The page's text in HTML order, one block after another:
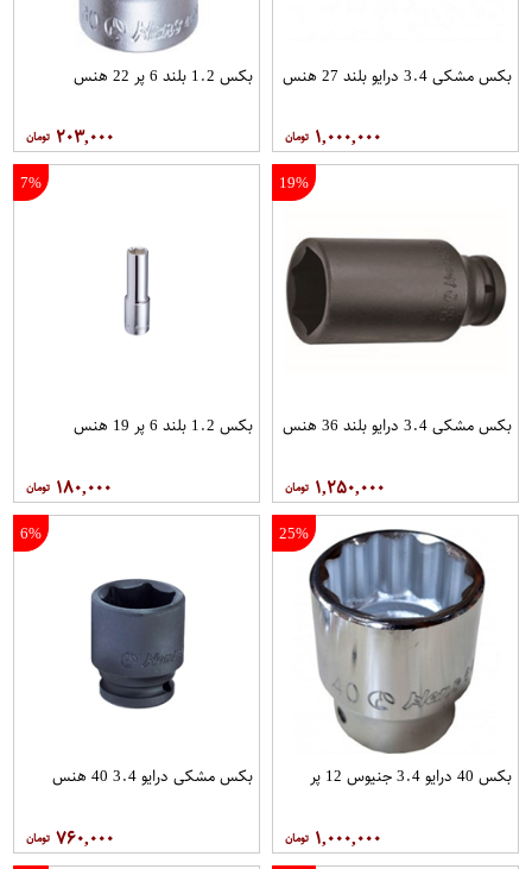
بکس مشکی 3.4 درایو بلند 27 هنس
۱,۰۰۰,۰۰۰
بکس 1.2 بلند 6 پر 22 هنس
۲۰۳,۰۰۰
19%
بکس مشکی 3.4 درایو بلند 36 هنس
۱,۲۵۰,۰۰۰
7%
بکس 1.2 بلند 6 پر 19 هنس
۱۸۰,۰۰۰
25%
بکس 40 درایو 3.4 جنیوس 12 پر
۱,۰۰۰,۰۰۰
6%
بکس مشکی درایو 3.4 40 هنس
۷۶۰,۰۰۰